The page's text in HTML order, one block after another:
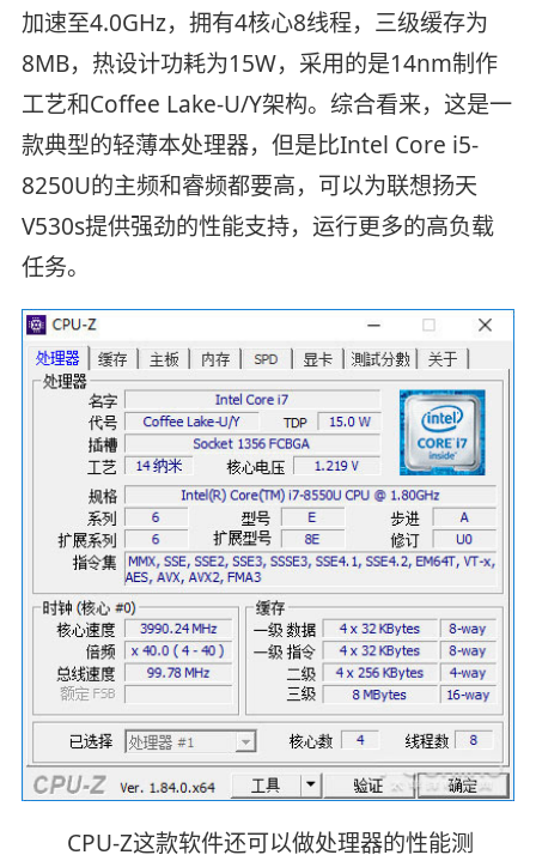
加速至4.0GHz，拥有4核心8线程，三级缓存为
8MB，热设计功耗为15W，采用的是14nm制作
工艺和Coffee Lake-U/Y架构。综合看来，这是一
款典型的轻薄本处理器，但是比Intel Core i5-
8250U的主频和睿频都要高，可以为联想扬天
V530s提供强劲的性能支持，运行更多的高负载
任务。
CPU-Z这款软件还可以做处理器的性能测